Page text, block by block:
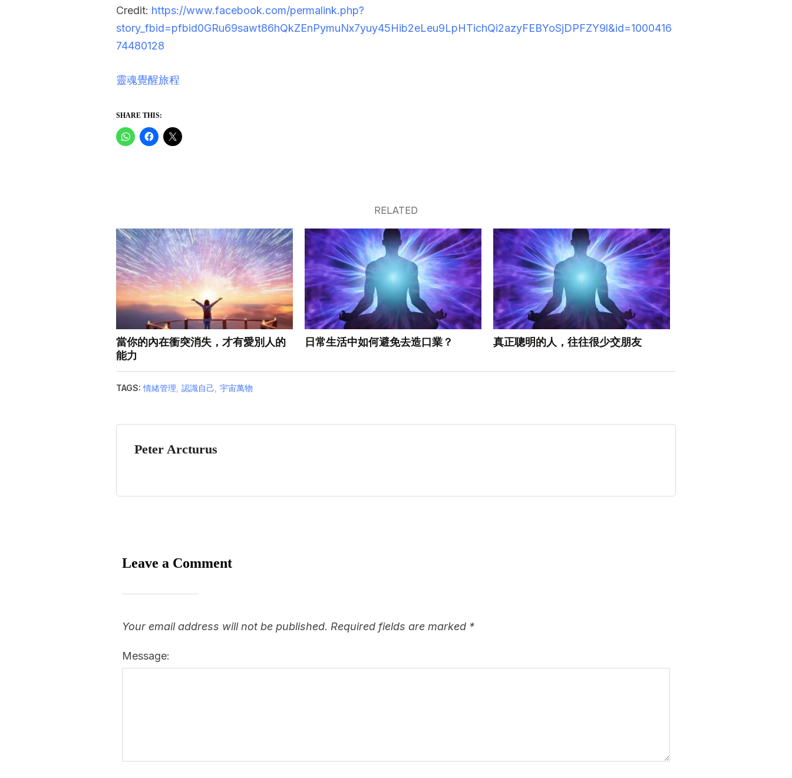
Credit: https://www.facebook.com/permalink.php?
story_fbid=pfbid0GRu69sawt86hQkZEnPymuNx7yuy45Hib2eLeu9LpHTichQi2azyFEBYoSjDPFZY9l&id=1000416
74480128
靈魂覺醒旅程
SHARE THIS:
RELATED
當你的內在衝突消失，才有愛別人的
能力
日常生活中如何避免去造口業？ 真正聰明的人，往往很少交朋友
TAGS:情緒管理, 認識自己, 宇宙萬物
Peter Arcturus
Leave a Comment
Your email address will not be published. Required fields are marked *
Message: